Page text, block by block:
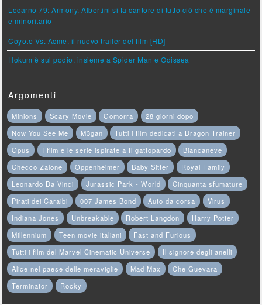
Locarno 79: Armony, Albertini si fa cantore di tutto ciò che è marginale
e minoritario
Coyote Vs. Acme, il nuovo trailer del film [HD]
Hokum è sul podio, insieme a Spider Man e Odissea
Argomenti
Minions Scary Movie Gomorra
28 giorni dopo
Now You See Me
M3gan
Tutti i film dedicati a Dragon Trainer
Opus
I film e le serie ispirate a Il gattopardo
Biancaneve
Checco Zalone
Oppenheimer Baby Sitter
Royal Family
Leonardo Da Vinci
Jurassic Park - World
Cinquanta sfumature
Pirati dei Caraibi
007 James Bond Auto da corsa
Virus
Indiana Jones
Unbreakable Robert Langdon
Harry Potter
Millennium
Teen movie italiani
Fast and Furious
Tutti i film del Marvel Cinematic Universe
Il signore degli anelli
Alice nel paese delle meraviglie
Mad Max
Che Guevara
Terminator
Rocky